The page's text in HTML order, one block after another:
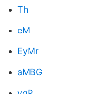
Th
eM
EyMr
aMBG